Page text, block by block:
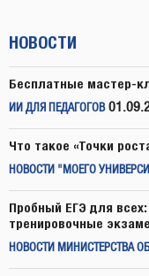
НОВОСТИ
Бесплатные мастер-
ИИ ДЛЯ ПЕДАГОГОВ
Что такое «Точки
НОВОСТИ "МОЕГО
Пробный ЕГЭ для
тренировочные
НОВОСТИ МИНИСТЕРСТВА